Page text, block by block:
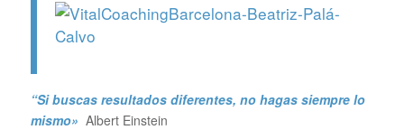
“Si buscas resultados diferentes, no hagas siempre lo
mismo» Albert Einstein